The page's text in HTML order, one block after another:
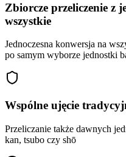
Zbiorcze przeliczenie z
wszystkie
Jednoczesna konwersja na
po samym wyborze jednostki
Wspólne ujęcie
Przeliczanie także dawnych
kan, tsubo czy shō